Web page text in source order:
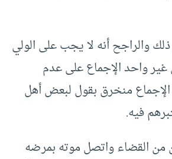
والراجح أنه لا يجب على الولي
واحد الإجماع على عدم
منخرق بقول لبعض أهل
فيه.
من القضاء واتصل موته بمرضه